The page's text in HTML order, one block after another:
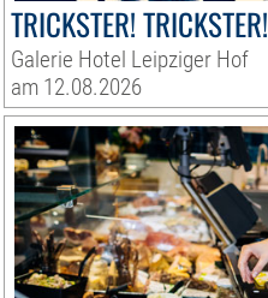
TRICKSTER! TRICKSTER!
Galerie Hotel Leipziger Hof
am 12.08.2026